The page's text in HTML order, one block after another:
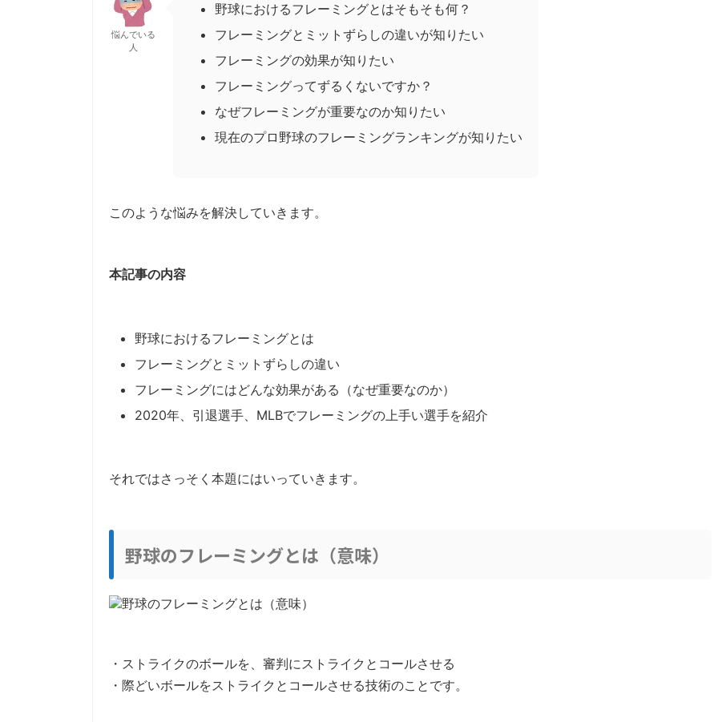
悩んでいる
人
野球におけるフレーミングとはそもそも何？
フレーミングとミットずらしの違いが知りたい
フレーミングの効果が知りたい
フレーミングってずるくないですか？
なぜフレーミングが重要なのか知りたい
現在のプロ野球のフレーミングランキングが知りたい
このような悩みを解決していきます。
本記事の内容
野球におけるフレーミングとは
フレーミングとミットずらしの違い
フレーミングにはどんな効果がある（なぜ重要なのか）
2020年、引退選手、MLBでフレーミングの上手い選手を紹介
それではさっそく本題にはいっていきます。
野球のフレーミングとは（意味）
・ストライクのボールを、審判にストライクとコールさせる
・際どいボールをストライクとコールさせる技術のことです。